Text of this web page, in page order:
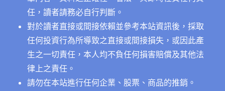
任，讀者請務必自行判斷。
對於讀者直接或間接依賴並參考本站資訊後，採取
任何投資行為所導致之直接或間接損失，或因此產
生之一切責任，本人均不負任何損害賠償及其他法
律上之責任。
請勿在本站進行任何企業、股票、商品的推銷。